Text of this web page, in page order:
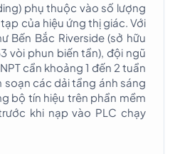
phụ thuộc vào số lượng
của hiệu ứng thị giác. Với
Bến Bắc Riverside (sở hữu
vòi phun biến tần), đội ngũ
cần khoảng 1 đến 2 tuần
soạn các dải tầng ánh sáng
bộ tín hiệu trên phần mềm
khi nạp vào PLC chạy